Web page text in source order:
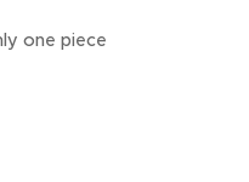
one piece